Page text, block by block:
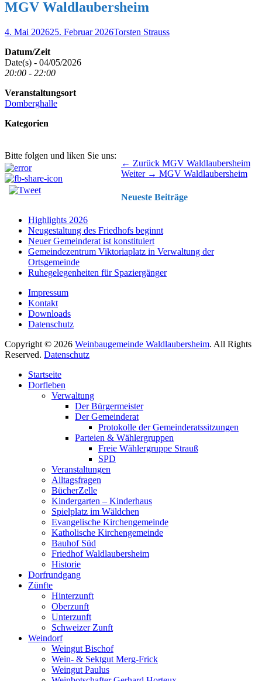
MGV Waldlaubersheim
Veröffentlicht
4. Mai 202625. Februar 2026Autor
Torsten Strauss
Datum/Zeit
Date(s) - 04/05/2026
20:00 - 22:00
Veranstaltungsort
Domberghalle
Kategorien
Bitte folgen und liken Sie uns:
Beitragsnavigation ← Zurück Vorhergehender
Beitrag:
MGV Waldlaubersheim
Weiter → Nächster
MGV Waldlaubersheim
Neueste Beiträge
Highlights 2026
Neugestaltung des Friedhofs beginnt
Neuer Gemeinderat ist konstituiert
Gemeindezentrum Viktoriaplatz in Verwaltung der
Ortsgemeinde
Ruhegelegenheiten für Spaziergänger
Impressum
Kontakt
Downloads
Datenschutz
Copyright © 2026 Weinbaugemeinde Waldlaubersheim. All Rights
Reserved. Datenschutz
oben
scrollen
Startseite
Dorfleben
Verwaltung
Der Bürgermeister
Der Gemeinderat
Protokolle der Gemeinderatssitzungen
Parteien & Wählergruppen
Freie Wählergruppe Strauß
SPD
Veranstaltungen
Alltagsfragen
BücherZelle
Kindergarten – Kinderhaus
Spielplatz im Wäldchen
Evangelische Kirchengemeinde
Katholische Kirchengemeinde
Bauhof Süd
Friedhof Waldlaubersheim
Historie
Dorfrundgang
Zünfte
Hinterzunft
Oberzunft
Unterzunft
Schweizer Zunft
Weindorf
Weingut Bischof
Wein- & Sektgut Merg-Frick
Weingut Paulus